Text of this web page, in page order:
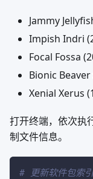
Jammy
Impish Indri
Focal Fossa
Bionic Beaver
Xenial Xerus
打开终端，依次执
制文件信息。
# 更新软件包索引